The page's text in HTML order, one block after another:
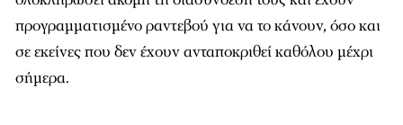
προγραμματισμένο ραντεβού για να το κάνουν, όσο και
σε εκείνες που δεν έχουν ανταποκριθεί καθόλου μέχρι
σήμερα.